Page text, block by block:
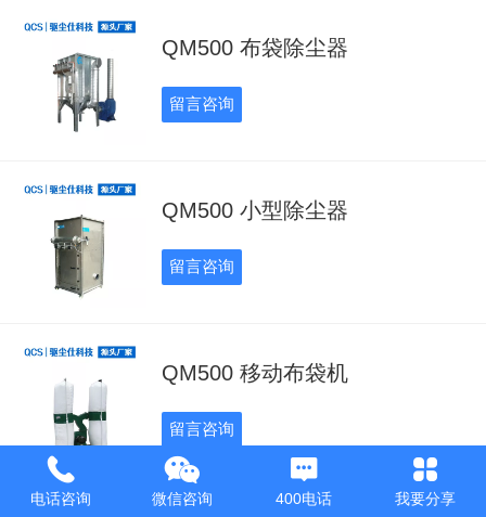
QM500 布袋除尘器
留言咨询
QM500 小型除尘器
留言咨询
QM500 移动布袋机
留言咨询
电话咨询 微信咨询 400电话 我要分享